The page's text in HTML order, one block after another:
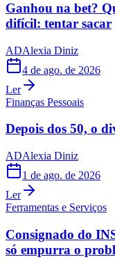
Ganhou na bet?
difícil: tentar sacar
ADAlexia Diniz
4 de ago. de 2026
Ler
Finanças Pessoais
Depois dos 50, o
ADAlexia Diniz
1 de ago. de 2026
Ler
Ferramentas e Serviços
Consignado do
só empurra o